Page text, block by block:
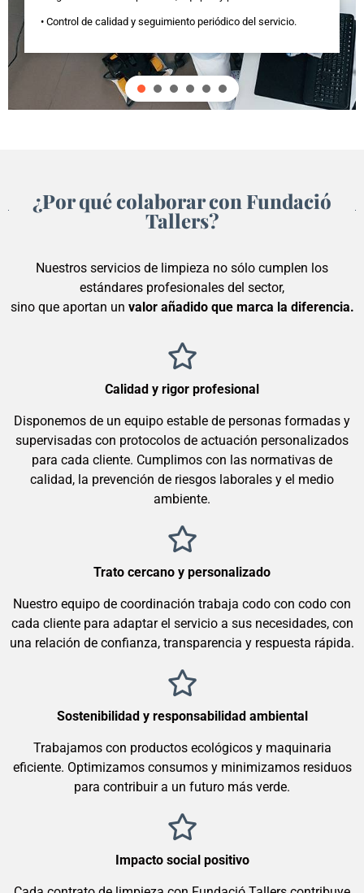
• Control de calidad y seguimiento periódico del servicio.
¿Por qué colaborar con Fundació
Tallers?
Nuestros servicios de limpieza no sólo cumplen los
estándares profesionales del sector,
sino que aportan un valor añadido que marca la diferencia.
Calidad y rigor profesional
Disponemos de un equipo estable de personas formadas y
supervisadas con protocolos de actuación personalizados
para cada cliente. Cumplimos con las normativas de
calidad, la prevención de riesgos laborales y el medio
ambiente.
Trato cercano y personalizado
Nuestro equipo de coordinación trabaja codo con codo con
cada cliente para adaptar el servicio a sus necesidades, con
una relación de confianza, transparencia y respuesta rápida.
Sostenibilidad y responsabilidad ambiental
Trabajamos con productos ecológicos y maquinaria
eficiente. Optimizamos consumos y minimizamos residuos
para contribuir a un futuro más verde.
Impacto social positivo